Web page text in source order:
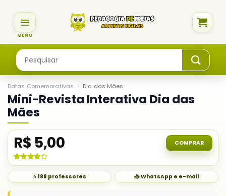
content
Pesquisar
por:
Datas Comemorativas / Dia das Mães
Mini-Revista Interativa Dia das
Mães
R$ 5,00 COMPRAR
Avaliado
como
de
2
⭐ 188 professores 📥 WhatsApp e e-mail